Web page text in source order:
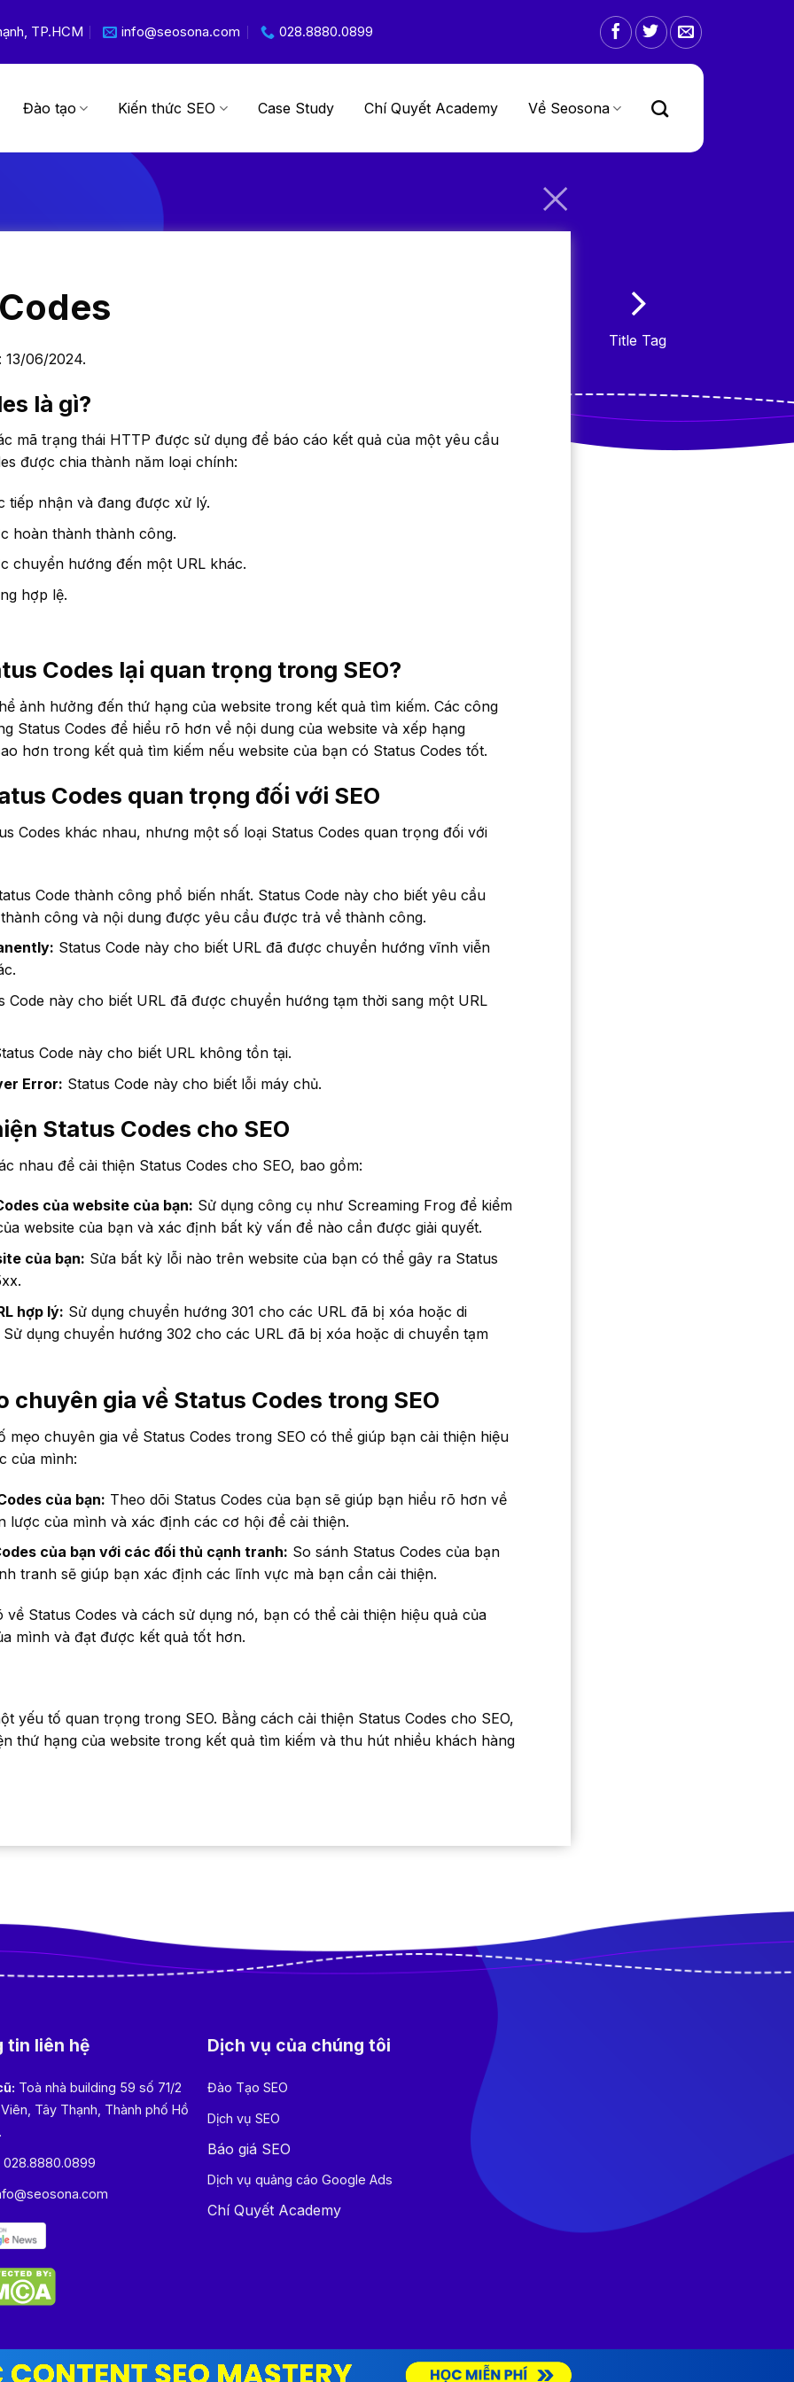
TP.HCM info@seosona.com 028.8880.0899
Đào tạo Kiến thức SEO Case Study Chí Quyết Academy Về Seosona
13/06/2024.
là gì?
mã trạng thái HTTP được sử dụng để báo cáo kết quả của một yêu cầu
được chia thành năm loại chính:
tiếp nhận và đang được xử lý.
hoàn thành thành công.
chuyển hướng đến một URL khác.
hợp lệ.
Codes lại quan trọng trong SEO?
ảnh hưởng đến thứ hạng của website trong kết quả tìm kiếm. Các công
Status Codes để hiểu rõ hơn về nội dung của website và xếp hạng
hơn trong kết quả tìm kiếm nếu website của bạn có Status Codes tốt.
Codes quan trọng đối với SEO
Codes khác nhau, nhưng một số loại Status Codes quan trọng đối với
Code thành công phổ biến nhất. Status Code này cho biết yêu cầu
công và nội dung được yêu cầu được trả về thành công.
Status Code này cho biết URL đã được chuyển hướng vĩnh viễn
Code này cho biết URL đã được chuyển hướng tạm thời sang một URL
Code này cho biết URL không tồn tại.
Error: Status Code này cho biết lỗi máy chủ.
Status Codes cho SEO
nhau để cải thiện Status Codes cho SEO, bao gồm:
của website của bạn: Sử dụng công cụ như Screaming Frog để kiểm
website của bạn và xác định bất kỳ vấn đề nào cần được giải quyết.
của bạn: Sửa bất kỳ lỗi nào trên website của bạn có thể gây ra Status
hợp lý: Sử dụng chuyển hướng 301 cho các URL đã bị xóa hoặc di
dụng chuyển hướng 302 cho các URL đã bị xóa hoặc di chuyển tạm
chuyên gia về Status Codes trong SEO
mẹo chuyên gia về Status Codes trong SEO có thể giúp bạn cải thiện hiệu
của mình:
của bạn: Theo dõi Status Codes của bạn sẽ giúp bạn hiểu rõ hơn về
lược của mình và xác định các cơ hội để cải thiện.
của bạn với các đối thủ cạnh tranh: So sánh Status Codes của bạn
tranh sẽ giúp bạn xác định các lĩnh vực mà bạn cần cải thiện.
về Status Codes và cách sử dụng nó, bạn có thể cải thiện hiệu quả của
mình và đạt được kết quả tốt hơn.
yếu tố quan trọng trong SEO. Bằng cách cải thiện Status Codes cho SEO,
thứ hạng của website trong kết quả tìm kiếm và thu hút nhiều khách hàng
Title Tag
tin liên hệ
Toà nhà building 59 số 71/2
Tây Thạnh, Thành phố Hồ
028.8880.0899
Dịch vụ của chúng tôi
Đào Tạo SEO
Dịch vụ SEO
Báo giá SEO
Dịch vụ quảng cáo Google Ads
Chí Quyết Academy
Copyright © 2023 Homepage by SEOSONA. All right reserved